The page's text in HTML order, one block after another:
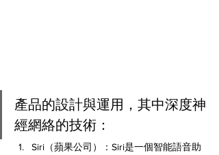
產品的設計與運用，其中深度神
經網絡的技術：
Siri（蘋果公司）：Siri是一個智能語音助